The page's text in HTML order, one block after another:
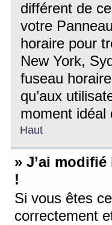
différent de
votre
horaire pour
New York,
fuseau
qu’aux
moment idéal
Haut
» J’ai
!
Si vous êtes
correctement